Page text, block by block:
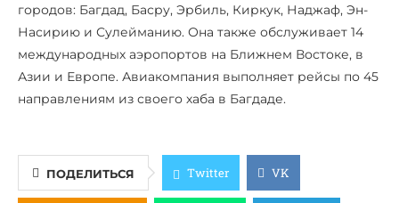
городов: Багдад, Басру, Эрбиль, Киркук, Наджаф, Эн-
Насирию и Сулейманию. Она также обслуживает 14
международных аэропортов на Ближнем Востоке, в
Азии и Европе. Авиакомпания выполняет рейсы по 45
направлениям из своего хаба в Багдаде.
ПОДЕЛИТЬСЯ Twitter VK